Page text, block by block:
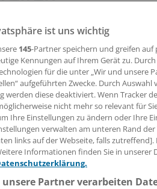
lenkt die KVWL ein und
an. In Zukunft sollen
Leserin, lieber
Beitrag können Sie
Jetzt anmelden »
vergessen?
Problem beim Login?
ist uns wichtig
145-Partner speichern und greifen
Kennungen auf Ihrem Gerät zu.
für die unter „Wir und unsere
aufgeführten Zwecke. Durch
werden diese deaktiviert. Wenn Tracker
nicht mehr so relevant für
Ihre Einstellungen zu ändern oder Ihre
verwalten am unteren Rand
links auf der Webseite, falls
Informationen finden Sie in unserer
Partner verarbeiten